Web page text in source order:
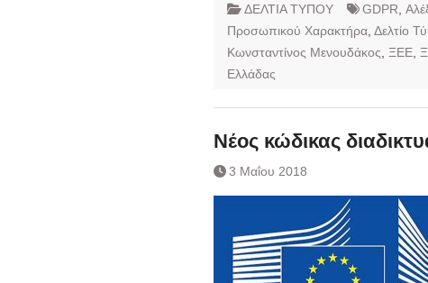
ΔΕΛΤΙΑ ΤΥΠΟΥ GDPR
Προσωπικού Χαρακτήρα Δελτίο
Κωνσταντίνος Μενουδάκος
ΞΕΕ
Ελλάδας
Νέος κώδικας
3 Μαΐου 2018